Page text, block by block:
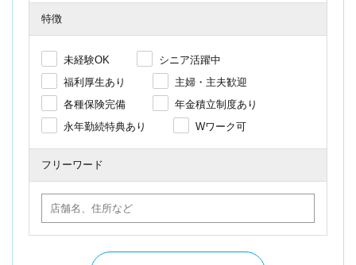
特徴
未経験OK
シニア活躍中
福利厚生あり
主婦・主夫歓迎
各種保険完備
年金積立制度あり
永年勤続特典あり
Wワーク可
フリーワード